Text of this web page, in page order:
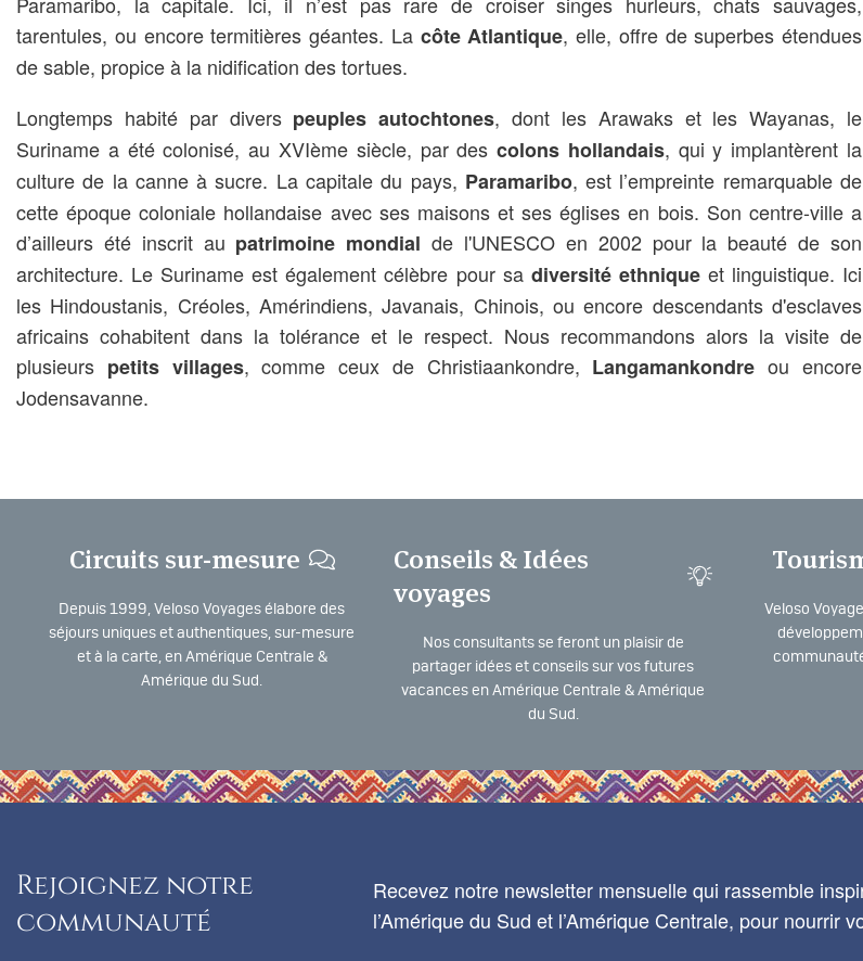
tarentules, ou encore termitières géantes. La côte Atlantique, elle, offre de superbes étendues
de sable, propice à la nidification des tortues.
Longtemps habité par divers peuples autochtones, dont les Arawaks et les Wayanas, le
Suriname a été colonisé, au XVIème siècle, par descolons hollandais, qui y implantèrent la
culture de la canne à sucre. La capitale du pays, Paramaribo, est l’empreinte remarquable de
cette époque coloniale hollandaise avec ses maisons et ses églises en bois. Son centre-ville a
d’ailleurs été inscrit au patrimoine mondial de l'UNESCO en 2002 pour la beauté de son
architecture. Le Suriname est également célèbre pour sa diversité ethniqueet linguistique. Ici
les Hindoustanis, Créoles, Amérindiens, Javanais, Chinois, ou encore descendants d'esclaves
africains cohabitent dans la tolérance et le respect. Nous recommandons alors la visite de
plusieurs petits villages, comme ceux de Christiaankondre, Langamankondre ou encore
Jodensavanne.
Circuits sur-mesure
Depuis 1999, Veloso Voyages élabore des
séjours uniques et authentiques, sur-mesure
et à la carte, en Amérique Centrale &
Amérique du Sud.
Conseils & Idées
voyages
Nos consultants se feront un plaisir de
partager idées et conseils sur vos futures
vacances en Amérique Centrale & Amérique
du Sud.
Veloso
Rejoignez notre
communauté
Recevez notre newsletter mensuelle qui rassemble
l’Amérique du Sud et l’Amérique Centrale, pour nourrir